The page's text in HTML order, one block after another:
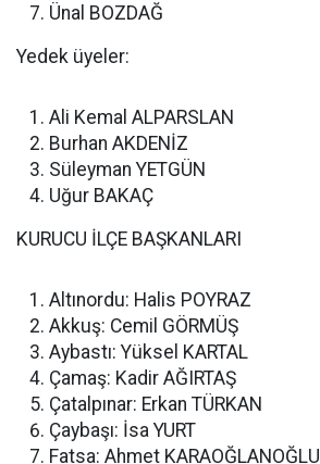
Ünal BOZDAĞ
Yedek üyeler:
Ali Kemal ALPARSLAN
Burhan AKDENİZ
Süleyman YETGÜN
Uğur BAKAÇ
KURUCU İLÇE BAŞKANLARI
Altınordu: Halis POYRAZ
Akkuş: Cemil GÖRMÜŞ
Aybastı: Yüksel KARTAL
Çamaş: Kadir AĞIRTAŞ
Çatalpınar: Erkan TÜRKAN
Çaybaşı: İsa YURT
Fatsa: Ahmet KARAOĞLANOĞLU